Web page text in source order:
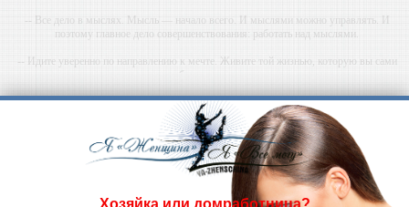
-- Все дело в мыслях. Мысль — начало всего. И мыслями можно управлять. И
поэтому главное дело совершенствования: работать над мыслями.
-- Идите уверенно по направлению к мечте. Живите той жизнью, которую вы сами
-- Самое большое богатство — это ум. Самая большая нищета — глупость. Из всех
страхов самый пугающий — самолюбование.
-- Лучшее, что можно сделать с хорошим советом, это пропустить его мимо ушей. Он
никогда не бывает полезен никому, кроме того, кто его дал.
-- Люблю давать советы и очень не люблю, когда их дают мне.
Хозяйка или домработница?